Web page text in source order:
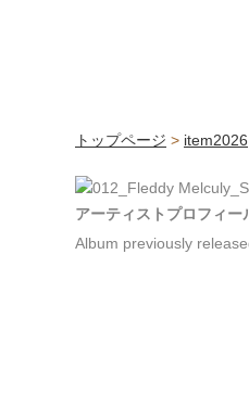
トップページ > item2026
アーティストプロフィー
Album previously